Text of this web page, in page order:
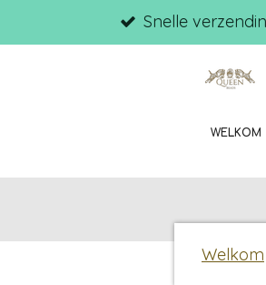
direct
Snelle
WELKOM
Welkom